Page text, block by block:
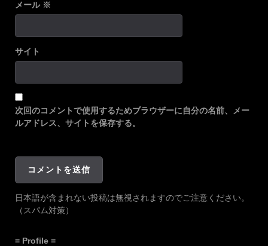
メール ※
サイト
次回のコメントで使用するためブラウザーに自分の名前、メー
ルアドレス、サイトを保存する。
日本語が含まれない投稿は無視されますのでご注意ください。
（スパム対策）
= Profile =